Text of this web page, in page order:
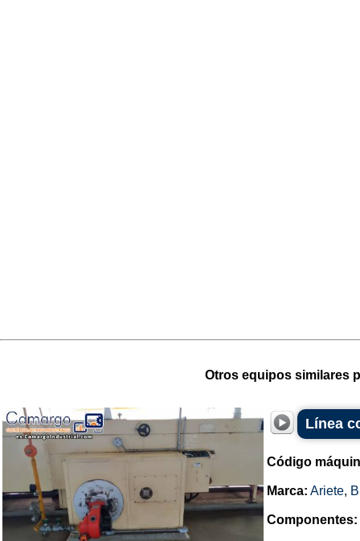
Otros equipos similares
Línea
Código
Marca: Ariete,
Componentes: